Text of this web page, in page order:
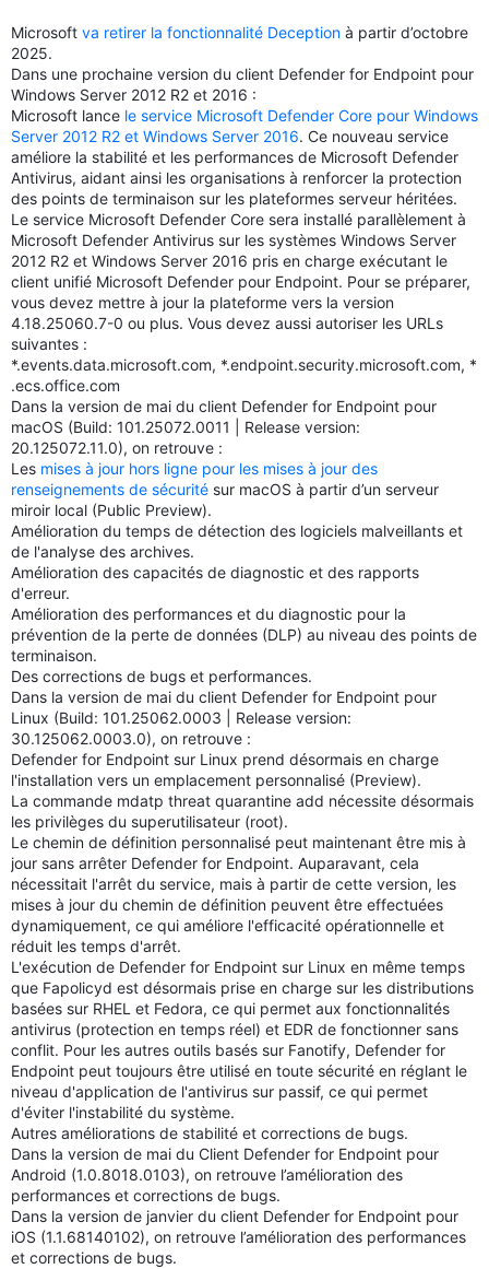
Microsoft va retirer la fonctionnalité Deception à partir d’octobre
2025.
Dans une prochaine version du client Defender for Endpoint pour
Windows Server 2012 R2 et 2016 :
Microsoft lance le service Microsoft Defender Core pour Windows
Server 2012 R2 et Windows Server 2016. Ce nouveau service
améliore la stabilité et les performances de Microsoft Defender
Antivirus, aidant ainsi les organisations à renforcer la protection
des points de terminaison sur les plateformes serveur héritées.
Le service Microsoft Defender Core sera installé parallèlement à
Microsoft Defender Antivirus sur les systèmes Windows Server
2012 R2 et Windows Server 2016 pris en charge exécutant le
client unifié Microsoft Defender pour Endpoint. Pour se préparer,
vous devez mettre à jour la plateforme vers la version
4.18.25060.7-0 ou plus. Vous devez aussi autoriser les URLs
suivantes :
*.events.data.microsoft.com, *.endpoint.security.microsoft.com, *
.ecs.office.com
Dans la version de mai du client Defender for Endpoint pour
macOS (Build: 101.25072.0011 | Release version:
20.125072.11.0), on retrouve :
Les mises à jour hors ligne pour les mises à jour des
renseignements de sécurité sur macOS à partir d’un serveur
miroir local (Public Preview).
Amélioration du temps de détection des logiciels malveillants et
de l'analyse des archives.
Amélioration des capacités de diagnostic et des rapports
d'erreur.
Amélioration des performances et du diagnostic pour la
prévention de la perte de données (DLP) au niveau des points de
terminaison.
Des corrections de bugs et performances.
Dans la version de mai du client Defender for Endpoint pour
Linux (Build: 101.25062.0003 | Release version:
30.125062.0003.0), on retrouve :
Defender for Endpoint sur Linux prend désormais en charge
l'installation vers un emplacement personnalisé (Preview).
La commande mdatp threat quarantine add nécessite désormais
les privilèges du superutilisateur (root).
Le chemin de définition personnalisé peut maintenant être mis à
jour sans arrêter Defender for Endpoint. Auparavant, cela
nécessitait l'arrêt du service, mais à partir de cette version, les
mises à jour du chemin de définition peuvent être effectuées
dynamiquement, ce qui améliore l'efficacité opérationnelle et
réduit les temps d'arrêt.
L'exécution de Defender for Endpoint sur Linux en même temps
que Fapolicyd est désormais prise en charge sur les distributions
basées sur RHEL et Fedora, ce qui permet aux fonctionnalités
antivirus (protection en temps réel) et EDR de fonctionner sans
conflit. Pour les autres outils basés sur Fanotify, Defender for
Endpoint peut toujours être utilisé en toute sécurité en réglant le
niveau d'application de l'antivirus sur passif, ce qui permet
d'éviter l'instabilité du système.
Autres améliorations de stabilité et corrections de bugs.
Dans la version de mai du Client Defender for Endpoint pour
Android (1.0.8018.0103), on retrouve l’amélioration des
performances et corrections de bugs.
Dans la version de janvier du client Defender for Endpoint pour
iOS (1.1.68140102), on retrouve l’amélioration des performances
et corrections de bugs.